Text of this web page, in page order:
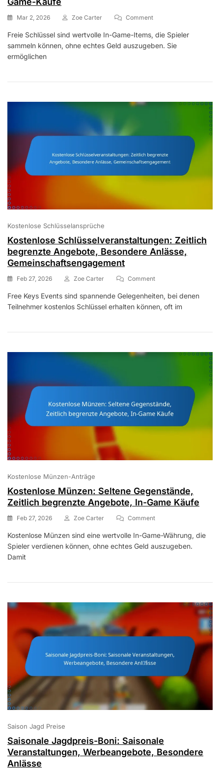
Mar 2, 2026 Zoe Carter CommentOn
Schlüsselkollektion:
Seltene
Angebote,
Game-
Freie Schlüssel sind wertvolle In-Game-Items, die Spieler
sammeln können, ohne echtes Geld auszugeben. Sie
ermöglichen
Kostenlose Schlüsselansprüche
Kostenlose Schlüsselveranstaltungen: Zeitlich
begrenzte Angebote, Besondere Anlässe,
Gemeinschaftsengagement
Feb 27, 2026 Zoe Carter CommentOn
Zeitlich
Besondere
Free Keys Events sind spannende Gelegenheiten, bei denen
Teilnehmer kostenlos Schlüssel erhalten können, oft im
Kostenlose Münzen-Anträge
Kostenlose Münzen: Seltene Gegenstände,
Zeitlich begrenzte Angebote, In-Game Käufe
Feb 27, 2026 Zoe Carter CommentOn
Münzen:
Seltene
Angebote,
Game
Kostenlose Münzen sind eine wertvolle In-Game-Währung, die
Spieler verdienen können, ohne echtes Geld auszugeben.
Damit
Saison Jagd Preise
Saisonale Jagdpreis-Boni: Saisonale
Veranstaltungen, Werbeangebote, Besondere
Anlässe